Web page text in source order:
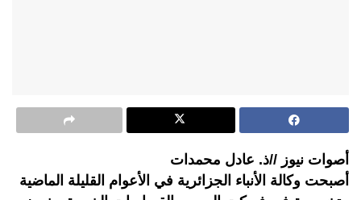
أصوات نيوز //ذ. عادل محمدات
أصبحت وكالة الأنباء الجزائرية في الأعوام القليلة الماضية